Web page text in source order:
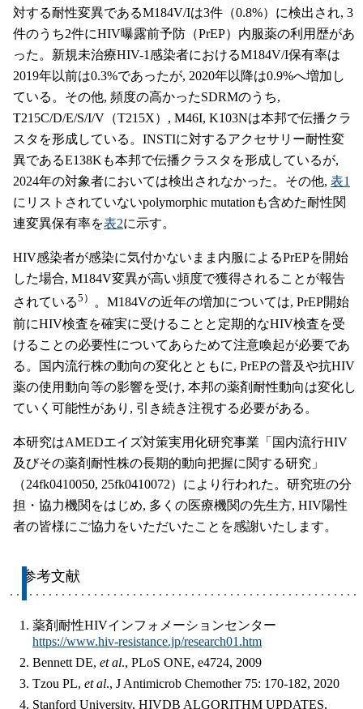
対する耐性変異であるM184V/Iは3件（0.8%）に検出され, 3
件のうち2件にHIV曝露前予防（PrEP）内服薬の利用歴があ
った。新規未治療HIV-1感染者におけるM184V/I保有率は
2019年以前は0.3%であったが, 2020年以降は0.9%へ増加し
ている。その他, 頻度の高かったSDRMのうち,
T215C/D/E/S/I/V（T215X）, M46I, K103Nは本邦で伝播クラ
スタを形成している。INSTIに対するアクセサリー耐性変
異であるE138Kも本邦で伝播クラスタを形成しているが,
2024年の対象者においては検出されなかった。その他, 表1
にリストされていないpolymorphic mutationも含めた耐性関
連変異保有率を表2に示す。
HIV感染者が感染に気付かないまま内服によるPrEPを開始
した場合, M184V変異が高い頻度で獲得されることが報告
されている5） 。M184Vの近年の増加については, PrEP開始
前にHIV検査を確実に受けることと定期的なHIV検査を受
けることの必要性についてあらためて注意喚起が必要であ
る。国内流行株の動向の変化とともに, PrEPの普及や抗HIV
薬の使用動向等の影響を受け, 本邦の薬剤耐性動向は変化し
ていく可能性があり, 引き続き注視する必要がある。
本研究はAMEDエイズ対策実用化研究事業「国内流行HIV
及びその薬剤耐性株の長期的動向把握に関する研究」
（24fk0410050, 25fk0410072）により行われた。研究班の分
担・協力機関をはじめ, 多くの医療機関の先生方, HIV陽性
者の皆様にご協力をいただいたことを感謝いたします。
参考文献
薬剤耐性HIVインフォメーションセンター
https://www.hiv-resistance.jp/research01.htm
Bennett DE, et al., PLoS ONE, e4724, 2009
Tzou PL, et al., J Antimicrob Chemother 75: 170-182, 2020
Stanford University, HIVDB ALGORITHM UPDATES,